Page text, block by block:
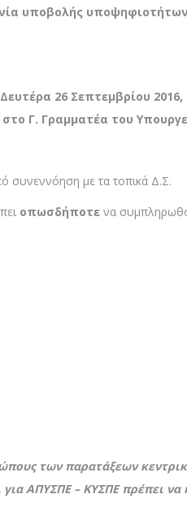
υποβολής
26 Σεπτεμβρίου
Γ. Γραμματέα του
συνεννόηση με τα τοπικά Δ.Σ.
οπωσδήποτε να
των παρατάξεων
ΑΠΥΣΠΕ – ΚΥΣΠΕ πρέπει